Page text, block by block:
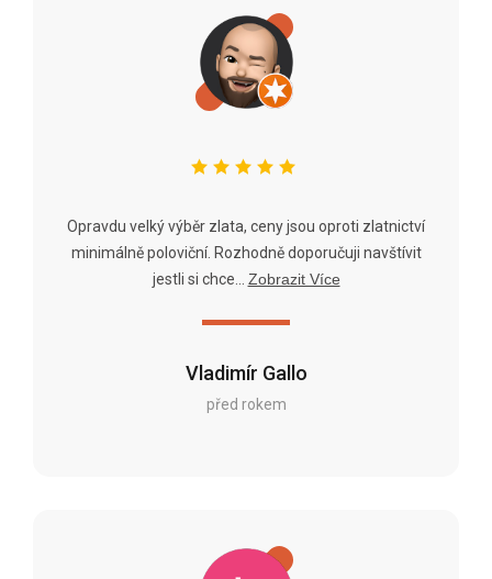
Vladimír Gallo
před rokem
Opravdu velký výběr zlata, ceny jsou oproti zlatnictví
minimálně poloviční. Rozhodně doporučuji navštívit
jestli si chce...
Zobrazit Více